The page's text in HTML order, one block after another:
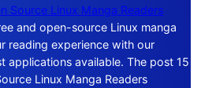
Source Linux Manga Readers
and open-source Linux manga
reading experience with our
applications available. The post 15
Linux Manga Readers